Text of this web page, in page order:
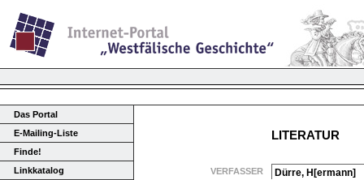
Das Portal
E-Mailing-Liste
Finde!
Linkkatalog
LITERATUR
VERFASSER Dürre, H[ermann]